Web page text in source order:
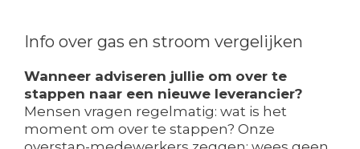
Info over gas en stroom vergelijken
Wanneer adviseren jullie om over te
stappen naar een nieuwe leverancier?
Mensen vragen regelmatig: wat is het
moment om over te stappen? Onze